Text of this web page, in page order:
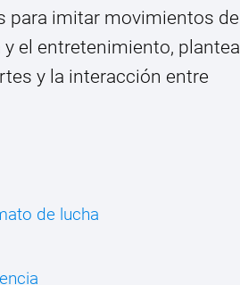
para imitar movimientos de
el entretenimiento, plantea
y la interacción entre
de lucha